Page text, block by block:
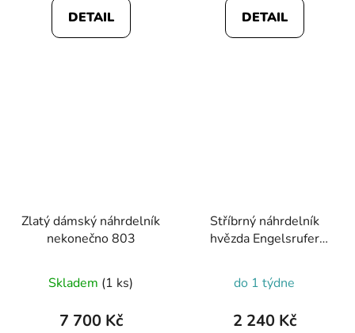
DETAIL DETAIL
Zlatý dámský náhrdelník
nekonečno 803
Skladem (1 ks)
7 700 Kč
Stříbrný náhrdelník
hvězda Engelsrufer
do 1 týdne
2 240 Kč